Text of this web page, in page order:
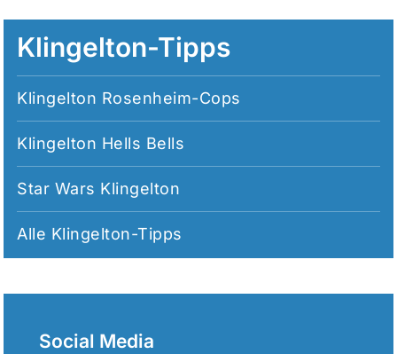
Klingelton-Tipps
Klingelton Rosenheim-Cops
Klingelton Hells Bells
Star Wars Klingelton
Alle Klingelton-Tipps
Social Media